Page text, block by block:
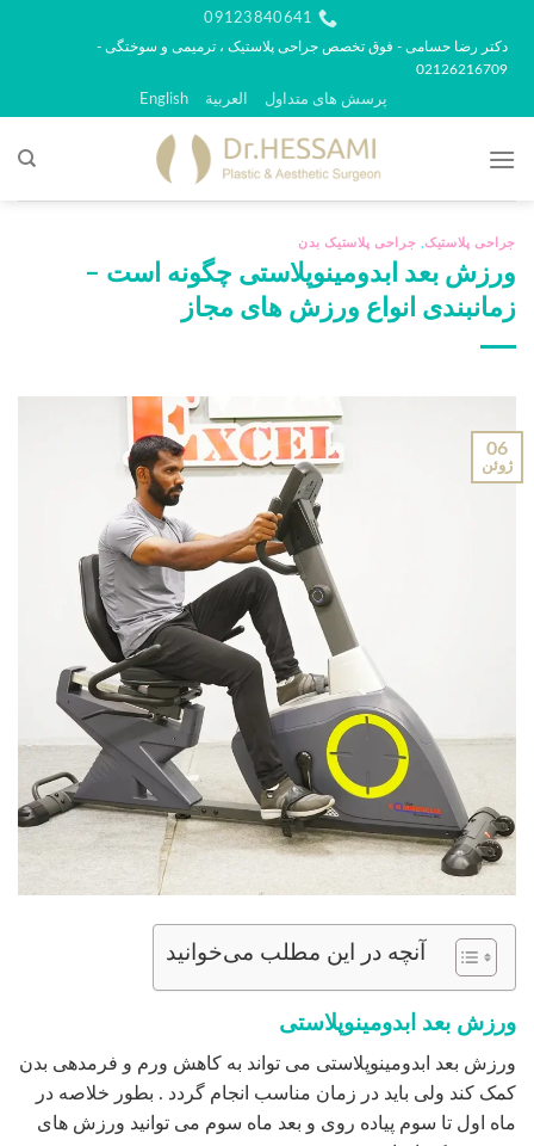
محتوا
09123840641
دکتر رضا حسامی - فوق تخصص جراحی پلاستیک ، ترمیمی و سوختگی -
02126216709
پرسش های متداول العربية English
جراحی پلاستیک جراحی پلاستیک بدن
ورزش بعد ابدومینوپلاستی چگونه است –
زمانبندی انواع ورزش های مجاز
06
ژوئن
آنچه در این مطلب می‌خوانید
ورزش بعد ابدومینوپلاستی
ورزش بعد ابدومینوپلاستی می تواند به کاهش ورم و فرمدهی بدن
کمک کند ولی باید در زمان مناسب انجام گردد . بطور خلاصه در
ماه اول تا سوم پیاده روی و بعد ماه سوم می توانید ورزش های